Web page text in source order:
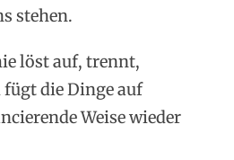
stehen.
löst auf, trennt,
die Dinge auf
Weise wieder